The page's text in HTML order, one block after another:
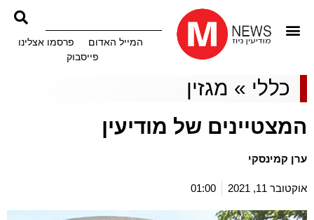
המייל האדום
פרסמו אצלינו
פייסבוק
כללי » מגזין
המצטיינים של מודיעין
ערן קמינסקי
אוקטובר 11, 2021 01:00